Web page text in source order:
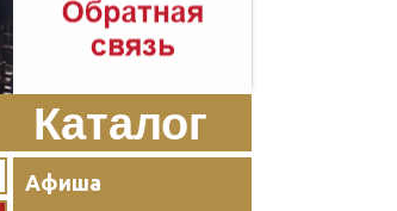
Каталог
Афиша